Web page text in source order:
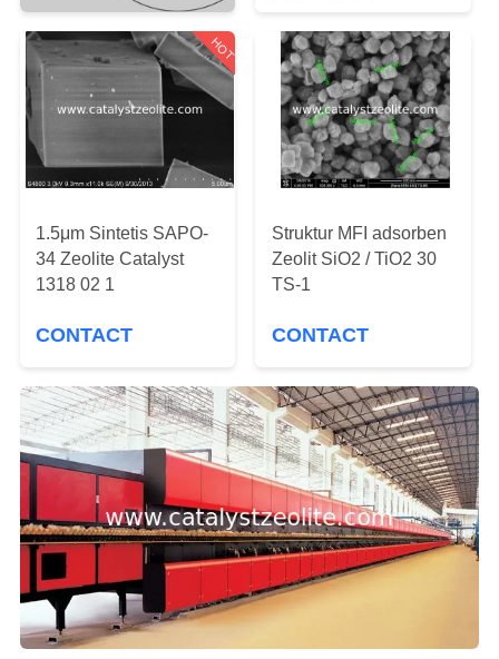
BERITA
KASUS
SITEMAP
PRIVACY
POLICY
HOT
1.5μm Sintetis SAPO-
34 Zeolite Catalyst
1318 02 1
CONTACT
Struktur MFI adsorben
Zeolit ​​SiO2 / TiO2 30
TS-1
CONTACT